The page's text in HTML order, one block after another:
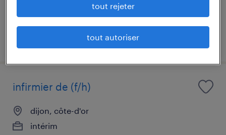
publié le 27 juillet 2026
infirmier de (f/h)
dijon, côte-d'or
intérim
tout rejeter
tout autoriser